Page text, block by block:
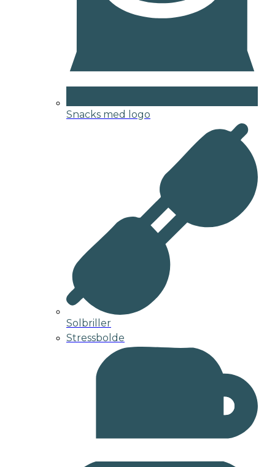
Snacks med logo
Solbriller
Stressbolde